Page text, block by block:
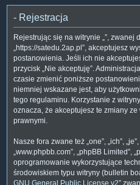
- Rejestracja
Rejestrując się na witrynie „”, zwanej
„https://satedu.2ap.pl”, akceptujesz
postanowienia. Jeśli ich nie
przycisk „Nie akceptuję”.
czasie zmienić poniższe
niemniej wskazane jest, aby
tego regulaminu. Korzystanie z
oznacza, że akceptujesz te zmiany
prawnymi.
Nasze fora zwane też „one”, „ich”,
„www.phpbb.com”, „phpBB Limited”,
oprogramowanie wykorzystujące
środowiskiem typu witryny (bulletin
GNU General Public License v2”